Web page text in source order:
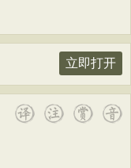
立即打开